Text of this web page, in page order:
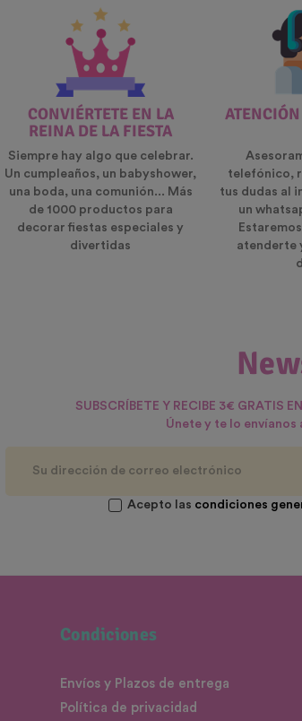
CONVIÉRTETE EN LA
REINA DE LA FIESTA
Siempre hay algo que celebrar.
Un cumpleaños, un babyshower,
una boda, una comunión... Más
de 1000 productos para
decorar fiestas especiales y
divertidas
telefónico,
tus dudas al
un
atenderte
SUBSCRÍBETE Y RECIBE 3€ GRATIS
Únete y te lo
Acepto las condiciones
Condiciones
Envíos y Plazos de entrega
Política de privacidad